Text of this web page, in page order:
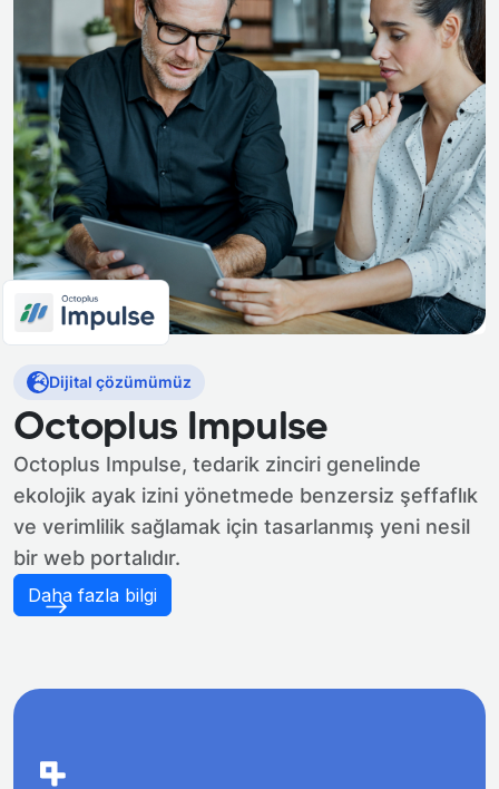
Dijital çözümümüz
Octoplus Impulse
Octoplus Impulse, tedarik zinciri genelinde
ekolojik ayak izini yönetmede benzersiz şeffaflık
ve verimlilik sağlamak için tasarlanmış yeni nesil
bir web portalıdır.
Daha fazla bilgi